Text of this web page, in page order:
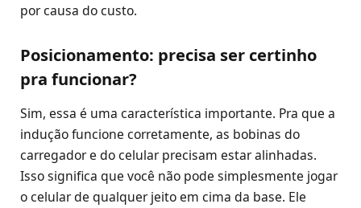
por causa do custo.
Posicionamento: precisa ser certinho
pra funcionar?
Sim, essa é uma característica importante. Pra que a
indução funcione corretamente, as bobinas do
carregador e do celular precisam estar alinhadas.
Isso significa que você não pode simplesmente jogar
o celular de qualquer jeito em cima da base. Ele